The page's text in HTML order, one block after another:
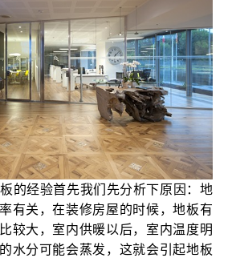
的经验首先我们先分析下原因：地
有关，在装修房屋的时候，地板有
较大，室内供暖以后，室内温度明
水分可能会蒸发，这就会引起地板